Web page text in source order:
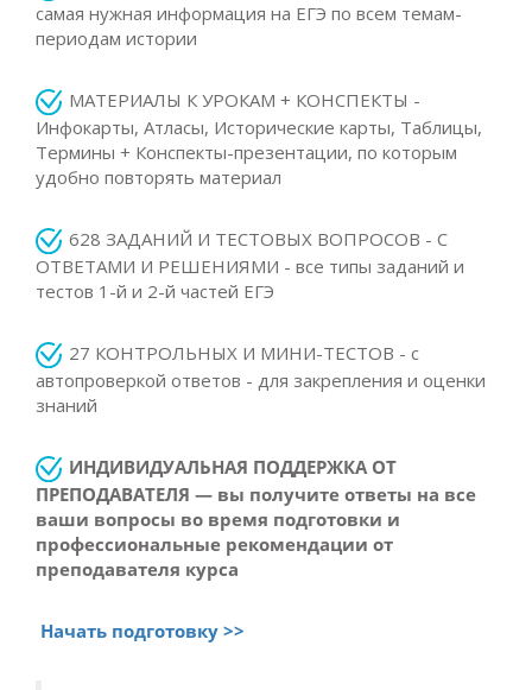
самая нужная информация на ЕГЭ по всем темам-
периодам истории
МАТЕРИАЛЫ К УРОКАМ + КОНСПЕКТЫ -
Инфокарты, Атласы, Исторические карты, Таблицы,
Термины + Конспекты-презентации, по которым
удобно повторять материал
628 ЗАДАНИЙ И ТЕСТОВЫХ ВОПРОСОВ - С
ОТВЕТАМИ И РЕШЕНИЯМИ - все типы заданий и
тестов 1-й и 2-й частей ЕГЭ
27 КОНТРОЛЬНЫХ И МИНИ-ТЕСТОВ - с
автопроверкой ответов - для закрепления и оценки
знаний
ИНДИВИДУАЛЬНАЯ ПОДДЕРЖКА ОТ
ПРЕПОДАВАТЕЛЯ — вы получите ответы на все
ваши вопросы во время подготовки и
профессиональные рекомендации от
преподавателя курса
Начать подготовку >>